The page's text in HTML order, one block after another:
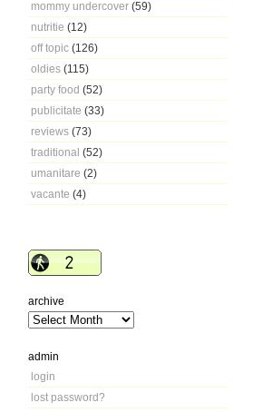
mommy undercover (59)
nutritie (12)
off topic (126)
oldies (115)
party food (52)
publicitate (33)
reviews (73)
traditional (52)
umanitare (2)
vacante (4)
archive
admin
login
lost password?